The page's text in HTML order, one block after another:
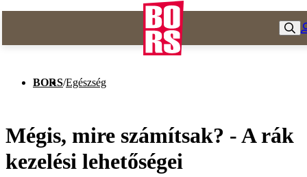
BORS/Egészség
Mégis, mire számítsak? - A rák
kezelési lehetőségei